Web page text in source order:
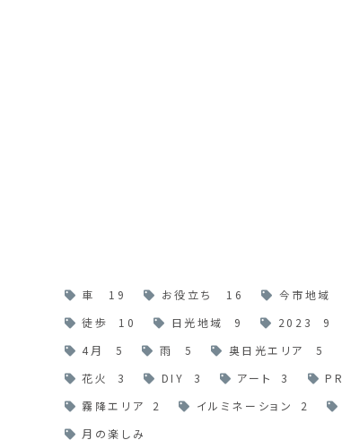
車 19 お役立ち 16 今市地域
徒歩
10 日光地域 9 2023 9
4月
5 雨 5 奥日光エリア 5
花火
3 DIY 3 アート 3 PR
霧降エリア
2 イルミネーション 2
月の楽しみ